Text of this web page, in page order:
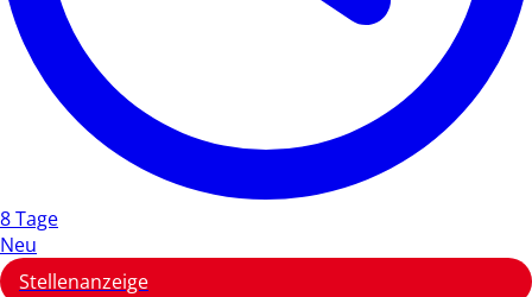
8 Tage
Neu
Stellenanzeige